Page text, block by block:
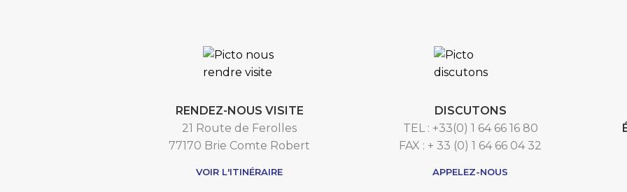
RENDEZ-NOUS VISITE
21 Route de Ferolles
77170 Brie Comte Robert
VOIR L'ITINÉRAIRE
DISCUTONS
TEL : +33(0) 1 64 66 16 80
FAX : + 33 (0) 1 64 66 04 32
APPELEZ-NOUS